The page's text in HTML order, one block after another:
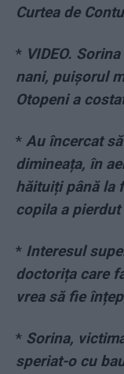
Curtea de
* VIDEO.
nani, puișorul
Otopeni a
* Au încercat
dimineața, în
hăituiți până la
copila a
* Interesul
doctorița care
vrea să fie
* Sorina,
speriat-o cu